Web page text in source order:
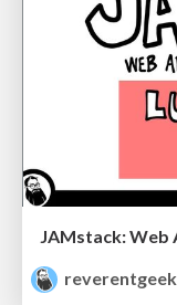
reverentgeek